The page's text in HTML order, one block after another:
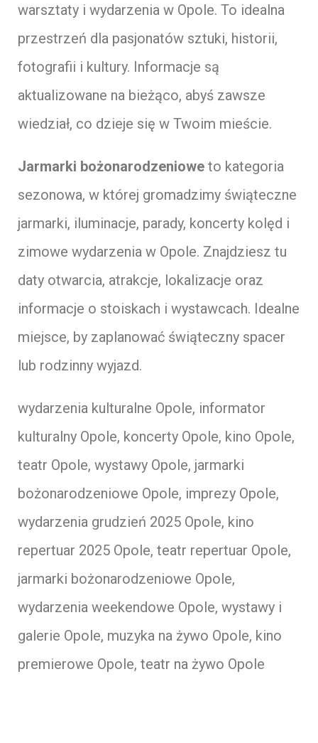
warsztaty i wydarzenia w Opole. To idealna
przestrzeń dla pasjonatów sztuki, historii,
fotografii i kultury. Informacje są
aktualizowane na bieżąco, abyś zawsze
wiedział, co dzieje się w Twoim mieście.
Jarmarki bożonarodzeniowe to kategoria
sezonowa, w której gromadzimy świąteczne
jarmarki, iluminacje, parady, koncerty kolęd i
zimowe wydarzenia w Opole. Znajdziesz tu
daty otwarcia, atrakcje, lokalizacje oraz
informacje o stoiskach i wystawcach. Idealne
miejsce, by zaplanować świąteczny spacer
lub rodzinny wyjazd.
wydarzenia kulturalne Opole, informator
kulturalny Opole, koncerty Opole, kino Opole,
teatr Opole, wystawy Opole, jarmarki
bożonarodzeniowe Opole, imprezy Opole,
wydarzenia grudzień 2025 Opole, kino
repertuar 2025 Opole, teatr repertuar Opole,
jarmarki bożonarodzeniowe Opole,
wydarzenia weekendowe Opole, wystawy i
galerie Opole, muzyka na żywo Opole, kino
premierowe Opole, teatr na żywo Opole